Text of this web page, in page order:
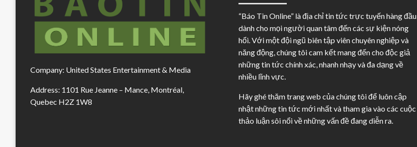
Company: United States Entertainment & Media
Address: 1101 Rue Jeanne – Mance, Montréal,
Quebec H2Z 1W8
“Báo Tin Online” là địa chỉ tin tức trực tuyến hàng đầu
dành cho mọi người quan tâm đến các sự kiện nóng
hổi. Với một đội ngũ biên tập viên chuyên nghiệp và
năng động, chúng tôi cam kết mang đến cho độc giả
những tin tức chính xác, nhanh nhạy và đa dạng về
nhiều lĩnh vực.
Hãy ghé thăm trang web của chúng tôi để luôn cập
nhật những tin tức mới nhất và tham gia vào các cuộc
thảo luận sôi nổi về những vấn đề đang diễn ra.